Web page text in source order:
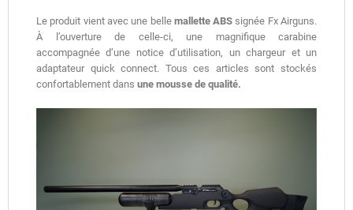
Le produit vient avec une belle mallette ABS signée Fx Airguns.
À l’ouverture de celle-ci, une magnifique carabine
accompagnée d’une notice d’utilisation, un chargeur et un
adaptateur quick connect. Tous ces articles sont stockés
confortablement dans une mousse de qualité.